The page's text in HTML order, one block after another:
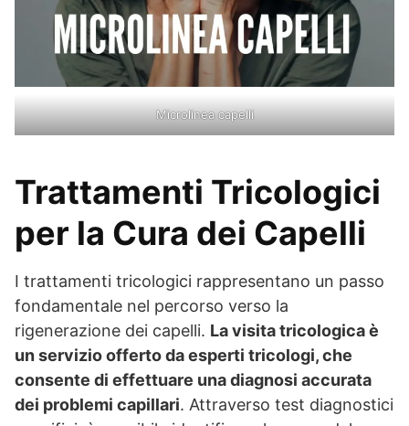
Microlinea capelli
Trattamenti Tricologici
per la Cura dei Capelli
I trattamenti tricologici rappresentano un passo
fondamentale nel percorso verso la
rigenerazione dei capelli. La visita tricologica è
un servizio offerto da esperti tricologi, che
consente di effettuare una diagnosi accurata
dei problemi capillari. Attraverso test diagnostici